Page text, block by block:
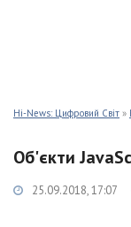
Hi-News: Цифровий Світ »
Об'єкти
25.09.2018, 17:07